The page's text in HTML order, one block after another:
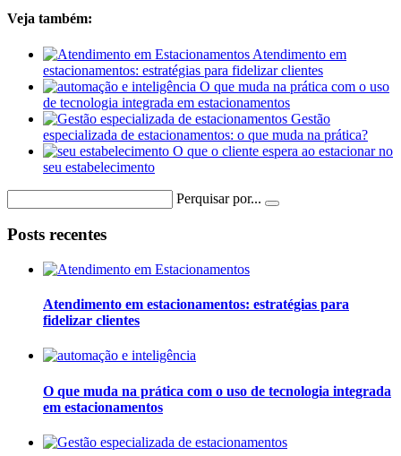
Veja também:
Atendimento em
estacionamentos: estratégias para fidelizar clientes
O que muda na prática com o uso
de tecnologia integrada em estacionamentos
Gestão
especializada de estacionamentos: o que muda na prática?
O que o cliente espera ao estacionar no
seu estabelecimento
Perquisar por...
Posts recentes
Atendimento em estacionamentos: estratégias para
fidelizar clientes
O que muda na prática com o uso de tecnologia integrada
em estacionamentos